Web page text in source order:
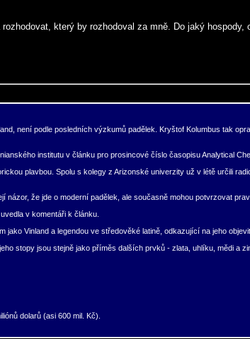
který by rozhodoval za mně. Do jaký
není podle posledních výzkumů padělek. Kryštof Kolumbus tak
institutu v článku pro prosincové číslo časopisu Analytical
plavbou. Spolu s kolegy z Arizonské univerzity už v létě určili
že jde o moderní padělek, ale současně mohou potvrzovat
v komentáři k článku.
Vinland a legendou ve středověké latině, odkazující na jeho
stopy jsou stejně jako příměs dalších prvků - zlata, uhlíku, mědi a
dolarů (asi 600 mil. Kč).